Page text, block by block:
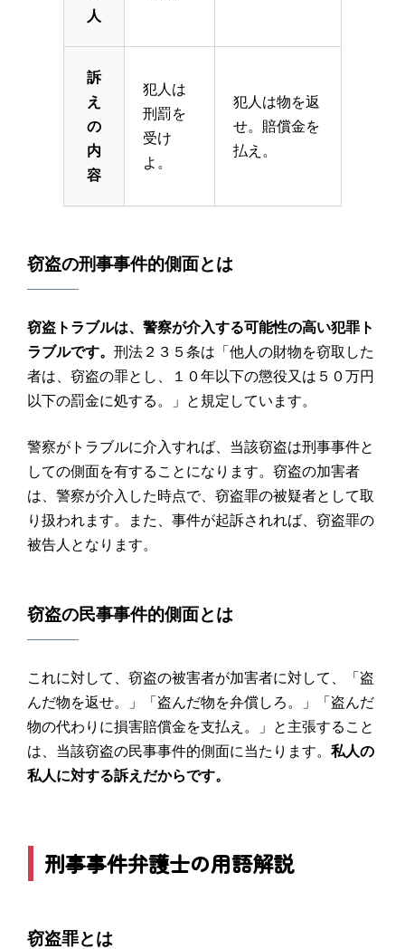
人
訴
え
の
内
容
犯人は
刑罰を
受け
よ。
犯人は物を返
せ。賠償金を
払え。
窃盗の刑事事件的側面とは
窃盗トラブルは、警察が介入する可能性の高い犯罪ト
ラブルです。 刑法２３５条は「他人の財物を窃取した
者は、窃盗の罪とし、１０年以下の懲役又は５０万円
以下の罰金に処する。」と規定しています。
警察がトラブルに介入すれば、当該窃盗は刑事事件と
しての側面を有することになります。窃盗の加害者
は、警察が介入した時点で、窃盗罪の被疑者として取
り扱われます。また、事件が起訴されれば、窃盗罪の
被告人となります。
窃盗の民事事件的側面とは
これに対して、窃盗の被害者が加害者に対して、「盗
んだ物を返せ。」「盗んだ物を弁償しろ。」「盗んだ
物の代わりに損害賠償金を支払え。」と主張すること
は、当該窃盗の民事事件的側面に当たります。 私人の
私人に対する訴えだからです。
刑事事件弁護士の用語解説
窃盗罪とは